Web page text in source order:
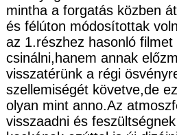
mintha a forgatás közben
és félúton módosítottak
az 1.részhez hasonló filmet
csinálni,hanem annak
visszatérünk a régi
szellemiségét követve,de
olyan mint anno.Az
visszaadni és